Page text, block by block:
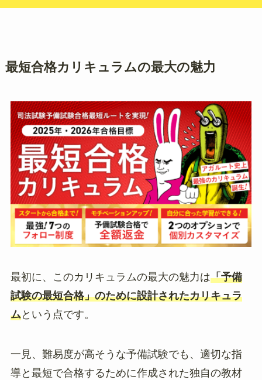
最短合格カリキュラムの最大の魅力
最初に、このカリキュラムの最大の魅力は「予備
試験の最短合格」のために設計されたカリキュラ
ムという点です。
一見、難易度が高そうな予備試験でも、適切な指
導と最短で合格するために作成された独自の教材